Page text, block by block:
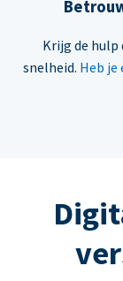
Krijg de
snelheid. Heb je